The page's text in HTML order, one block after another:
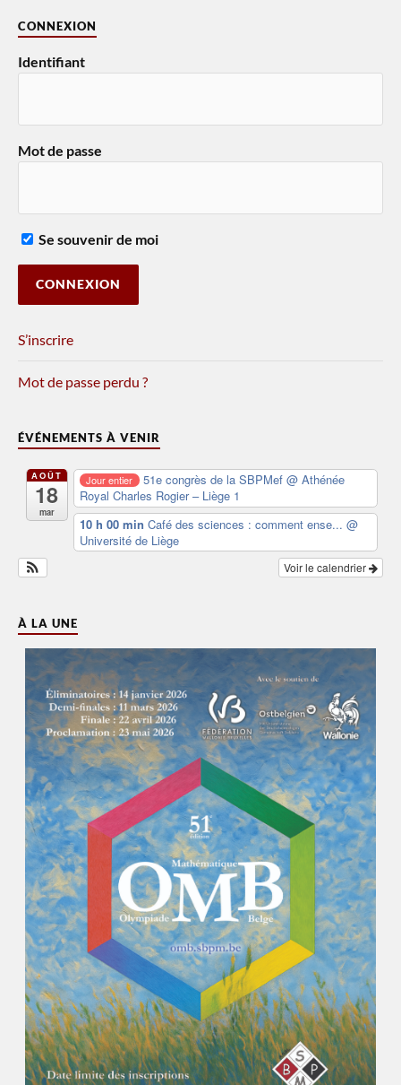
CONNEXION
Identifiant
Mot de passe
Se souvenir de moi
S’inscrire
Mot de passe perdu ?
ÉVÉNEMENTS À VENIR
AOÛT
18
mar
Jour entier 51e congrès de la SBPMef@ Athénée
Royal Charles Rogier – Liège 1
10 h 00 min Café des sciences : comment ense... @
Université de Liège
Voir le calendrier
À LA UNE